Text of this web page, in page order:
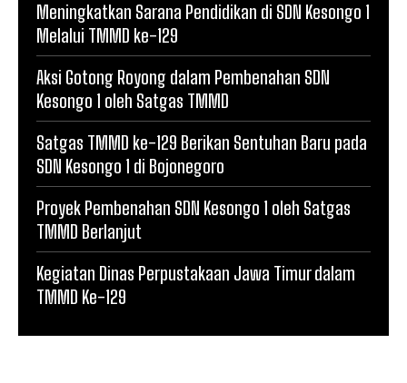
Meningkatkan Sarana Pendidikan di SDN Kesongo 1
Melalui TMMD ke-129
Aksi Gotong Royong dalam Pembenahan SDN
Kesongo 1 oleh Satgas TMMD
Satgas TMMD ke-129 Berikan Sentuhan Baru pada
SDN Kesongo 1 di Bojonegoro
Proyek Pembenahan SDN Kesongo 1 oleh Satgas
TMMD Berlanjut
Kegiatan Dinas Perpustakaan Jawa Timur dalam
TMMD Ke-129